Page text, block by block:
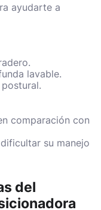
ayudarte a
lavable.
comparación con
su manejo
del